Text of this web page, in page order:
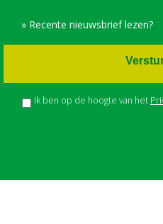
» Recente nieuwsbrief lezen?
Ik ben op de hoogte van het